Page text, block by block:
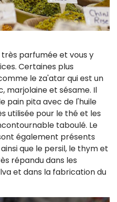
très parfumée et vous y
Certaines plus
le za'atar qui est un
marjolaine et sésame. Il
pain pita avec de l'huile
utilisée pour le thé et les
taboulé. Le
également présents
que le persil, le thym et
répandu dans les
et dans la fabrication du